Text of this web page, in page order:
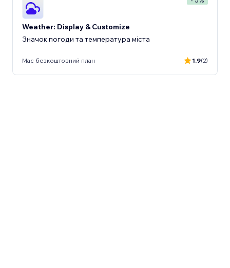
Weather: Display & Customize
Значок погоди та температура міста
Має безкоштовний план 1.9(2)